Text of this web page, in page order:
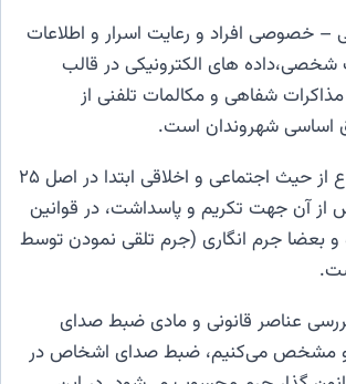
افراد و رعایت اسرار و اطلاعات
شخصی،داده های الکترونیکی در قالب
مذاکرات شفاهی و مکالمات تلفنی از
اساسی شهروندان است.
اهمیت این موضوع از حیث اجتماعی و اخلاقی ابتدا در اصل ۲۵
از آن جهت تکریم و پاسداشت، در قوانین
بعضا جرم انگاری (جرم تلقی نمودن توسط
عناصر قانونی و مادی ضبط صدای
مشخص می‌کنیم، ضبط صدای اشخاص در